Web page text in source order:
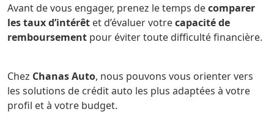
Avant de vous engager, prenez le temps decomparer
les taux d’intérêt et d’évaluer votrecapacité de
remboursement pour éviter toute difficulté financière.
Chez Chanas Auto, nous pouvons vous orienter vers
les solutions de crédit auto les plus adaptées à votre
profil et à votre budget.